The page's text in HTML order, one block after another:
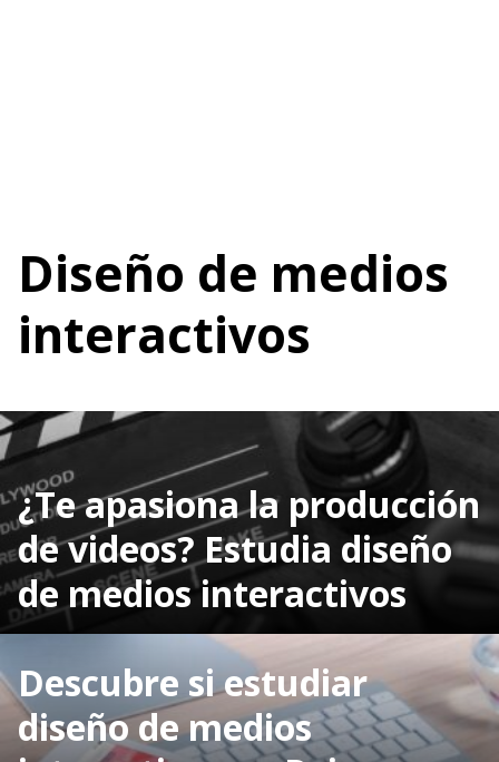
Diseño de medios
interactivos
¿Te apasiona la producción
de videos? Estudia diseño
de medios interactivos
Descubre si estudiar
diseño de medios